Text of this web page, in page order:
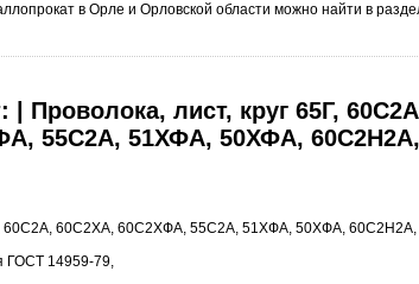
в Орле и Орловской области можно найти в
| Проволока, лист, круг 65Г,
55С2А, 51ХФА, 50ХФА, 60С2Н2А,
60С2А, 60С2ХА, 60С2ХФА, 55С2А, 51ХФА, 50ХФА, 60С2Н2А,
ГОСТ 14959-79,